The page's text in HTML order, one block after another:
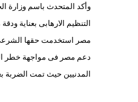
وأكد المتحدث باسم وزارة
التنظيم الارهابى بعناية
مصر استخدمت حقها الشرعى
دعم مصر فى مواجهة خطر
المدنيين حيث تمت الضربة